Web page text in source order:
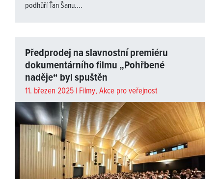
podhůří Ťan Šanu....
Předprodej na slavnostní premiéru
dokumentárního filmu „Pohřbené
naděje“ byl spuštěn
11. březen 2025 | Filmy,Akce pro veřejnost